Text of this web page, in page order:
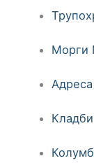
Морги